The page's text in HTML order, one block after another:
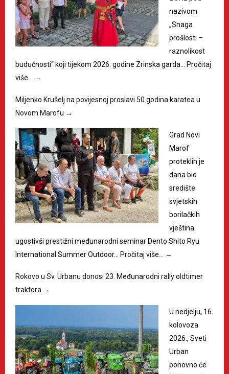
nazivom
„Snaga
prošlosti –
raznolikost
budućnosti“ koji tijekom 2026. godine Zrinska garda… Pročitaj
više… →
Miljenko Krušelj na povijesnoj proslavi 50 godina karatea u
Novom Marofu →
Grad Novi
Marof
proteklih je
dana bio
središte
svjetskih
borilačkih
vještina
ugostivši prestižni međunarodni seminar Dento Shito Ryu
International Summer Outdoor… Pročitaj više… →
Rokovo u Sv. Urbanu donosi 23. Međunarodni rally oldtimer
traktora →
U nedjelju, 16.
kolovoza
2026., Sveti
Urban
ponovno će